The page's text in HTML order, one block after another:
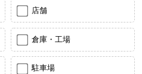
店舗
倉庫・工場
駐車場